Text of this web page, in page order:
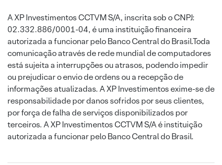
A XP Investimentos CCTVM S/A, inscrita sob o CNPJ:
02.332.886/0001-04, é uma instituição financeira
autorizada a funcionar pelo Banco Central do Brasil.Toda
comunicação através de rede mundial de computadores
está sujeita a interrupções ou atrasos, podendo impedir
ou prejudicar o envio de ordens ou a recepção de
informações atualizadas. A XP Investimentos exime-se de
responsabilidade por danos sofridos por seus clientes,
por força de falha de serviços disponibilizados por
terceiros. A XP Investimentos CCTVM S/A é instituição
autorizada a funcionar pelo Banco Central do Brasil.